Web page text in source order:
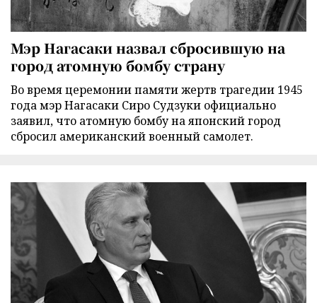
Мэр Нагасаки назвал сбросившую на
город атомную бомбу страну
Во время церемонии памяти жертв трагедии 1945
года мэр Нагасаки Сиро Судзуки официально
заявил, что атомную бомбу на японский город
сбросил американский военный самолет.